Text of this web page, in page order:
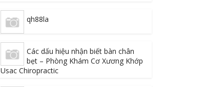
qh88la
Các dấu hiệu nhận biết bàn chân
bẹt – Phòng Khám Cơ Xương Khớp
Usac Chiropractic